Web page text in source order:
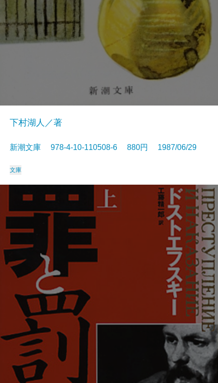
下村湖人／著
新潮文庫 978-4-10-110508-6 880円 1987/06/29
文庫